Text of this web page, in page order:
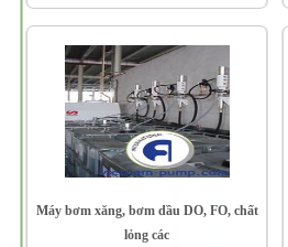
Máy bơm xăng, bơm dầu DO, FO, chất
lỏng các